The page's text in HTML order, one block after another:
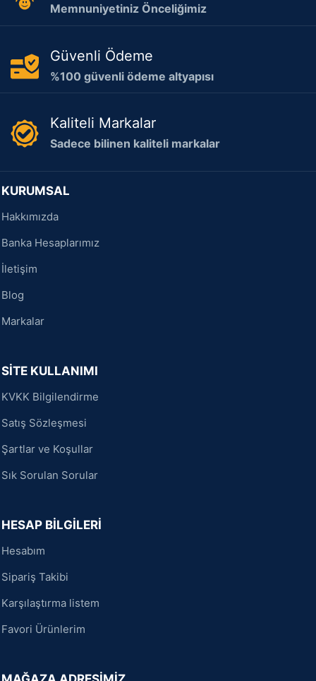
Memnuniyetiniz Önceliğimiz
Güvenli Ödeme
%100 güvenli ödeme altyapısı
Kaliteli Markalar
Sadece bilinen kaliteli markalar
KURUMSAL
Hakkımızda
Banka Hesaplarımız
İletişim
Blog
Markalar
SİTE KULLANIMI
KVKK Bilgilendirme
Satış Sözleşmesi
Şartlar ve Koşullar
Sık Sorulan Sorular
HESAP BİLGİLERİ
Hesabım
Sipariş Takibi
Karşılaştırma listem
Favori Ürünlerim